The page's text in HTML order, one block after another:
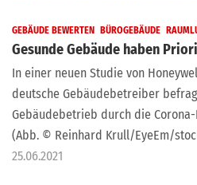
GEBÄUDE BEWERTEN BÜROGEBÄUDE
Gesunde Gebäude haben
In einer neuen Studie von
deutsche Gebäudebetreiber
Gebäudebetrieb durch die
(Abb. © Reinhard Krull/EyeEm/
25.06.2021